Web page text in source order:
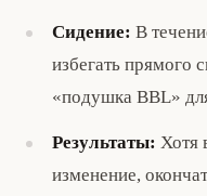
Сидение: В
избегать прямого
«подушка BBL»
Результаты: Хотя
изменение,